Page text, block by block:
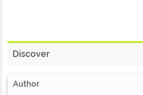
Discover
Author